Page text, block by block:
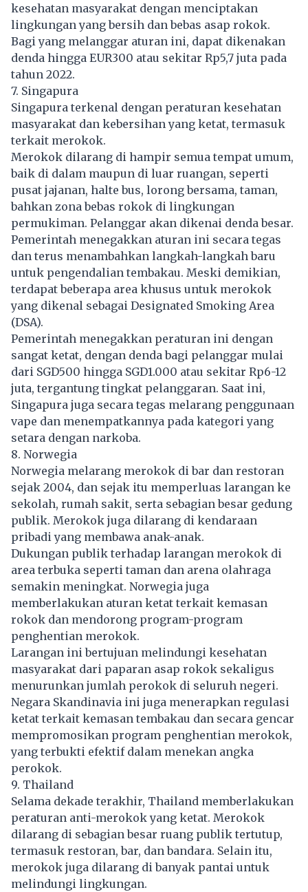
kesehatan masyarakat dengan menciptakan
lingkungan yang bersih dan bebas asap rokok.
Bagi yang melanggar aturan ini, dapat dikenakan
denda hingga EUR300 atau sekitar Rp5,7 juta pada
tahun 2022.
7. Singapura
Singapura terkenal dengan peraturan kesehatan
masyarakat dan kebersihan yang ketat, termasuk
terkait merokok.
Merokok dilarang di hampir semua tempat umum,
baik di dalam maupun di luar ruangan, seperti
pusat jajanan, halte bus, lorong bersama, taman,
bahkan zona bebas rokok di lingkungan
permukiman. Pelanggar akan dikenai denda besar.
Pemerintah menegakkan aturan ini secara tegas
dan terus menambahkan langkah-langkah baru
untuk pengendalian tembakau. Meski demikian,
terdapat beberapa area khusus untuk merokok
yang dikenal sebagai Designated Smoking Area
(DSA).
Pemerintah menegakkan peraturan ini dengan
sangat ketat, dengan denda bagi pelanggar mulai
dari SGD500 hingga SGD1.000 atau sekitar Rp6-12
juta, tergantung tingkat pelanggaran. Saat ini,
Singapura juga secara tegas melarang penggunaan
vape dan menempatkannya pada kategori yang
setara dengan narkoba.
8. Norwegia
Norwegia melarang merokok di bar dan restoran
sejak 2004, dan sejak itu memperluas larangan ke
sekolah, rumah sakit, serta sebagian besar gedung
publik. Merokok juga dilarang di kendaraan
pribadi yang membawa anak-anak.
Dukungan publik terhadap larangan merokok di
area terbuka seperti taman dan arena olahraga
semakin meningkat. Norwegia juga
memberlakukan aturan ketat terkait kemasan
rokok dan mendorong program-program
penghentian merokok.
Larangan ini bertujuan melindungi kesehatan
masyarakat dari paparan asap rokok sekaligus
menurunkan jumlah perokok di seluruh negeri.
Negara Skandinavia ini juga menerapkan regulasi
ketat terkait kemasan tembakau dan secara gencar
mempromosikan program penghentian merokok,
yang terbukti efektif dalam menekan angka
perokok.
9. Thailand
Selama dekade terakhir, Thailand memberlakukan
peraturan anti-merokok yang ketat. Merokok
dilarang di sebagian besar ruang publik tertutup,
termasuk restoran, bar, dan bandara. Selain itu,
merokok juga dilarang di banyak pantai untuk
melindungi lingkungan.